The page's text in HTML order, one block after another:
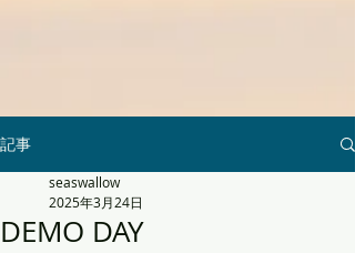
記事
DEMO DAY
seaswallow
2025年3月24日